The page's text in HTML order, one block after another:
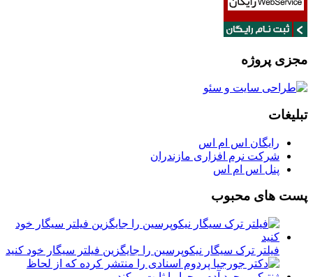
مجزی پروژه
تبلیغات
رایگان اس ام اس
شرکت نرم افزاری مازندران
پنل اس ام اس
پست های محبوب
فیلتر ترک سیگار نیکوپرسین را جایگزین فیلتر سیگار خود کنید